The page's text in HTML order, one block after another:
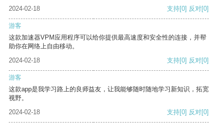
2024-02-18 支持[0] 反对[0]
游客
这款加速器VPM应用程序可以给你提供最高速度和安全性的连接，并帮
助你在网络上自由移动。
2024-02-18
支持[0] 反对[0]
游客
这款app是我学习路上的良师益友，让我能够随时随地学习新知识，拓宽
视野。
2024-02-18
支持[0] 反对[0]